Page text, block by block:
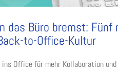
das Büro bremst: Fünf
to-Office-Kultur
ins Office für mehr Kollaboration